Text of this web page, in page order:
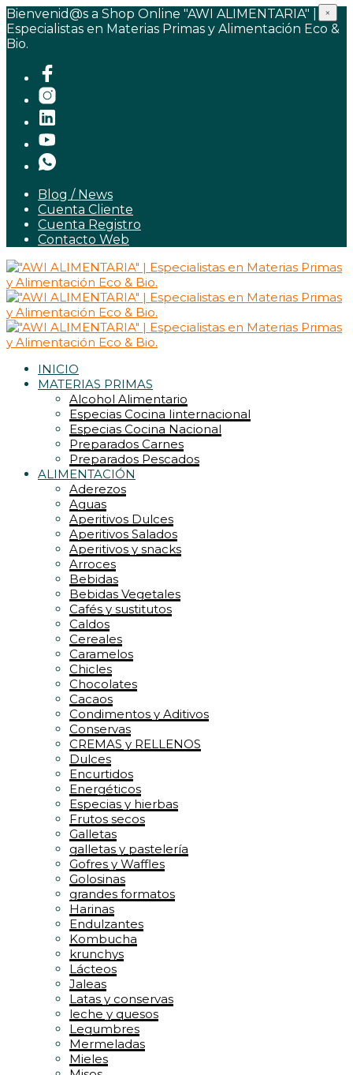
Bienvenid@s a Shop Online "AWI ALIMENTARIA" |
Especialistas en Materias Primas y Alimentación Eco &
Bio.
Blog / News
Cuenta Cliente
Cuenta Registro
Contacto Web
INICIO
MATERIAS PRIMAS
Alcohol Alimentario
Especias Cocina Iinternacional
Especias Cocina Nacional
Preparados Carnes
Preparados Pescados
ALIMENTACIÓN
Aderezos
Aguas
Aperitivos Dulces
Aperitivos Salados
Aperitivos y snacks
Arroces
Bebidas
Bebidas Vegetales
Cafés y sustitutos
Caldos
Cereales
Caramelos
Chicles
Chocolates
Cacaos
Condimentos y Aditivos
Conservas
CREMAS y RELLENOS
Dulces
Encurtidos
Energéticos
Especias y hierbas
Frutos secos
Galletas
galletas y pastelería
Gofres y Waffles
Golosinas
grandes formatos
Harinas
Endulzantes
Kombucha
krunchys
Lácteos
Jaleas
Latas y conservas
leche y quesos
Legumbres
Mermeladas
Mieles
×